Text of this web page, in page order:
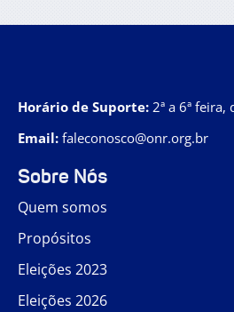
Horário de Suporte: 2ª a 6ª feira,
Email: faleconosco@onr.org.br
Sobre Nós
Quem somos
Propósitos
Eleições 2023
Eleições 2026